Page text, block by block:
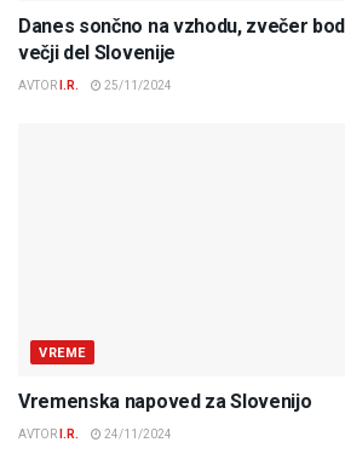
Danes sončno na vzhodu, zvečer
večji del Slovenije
AVTOR I.R. 25/11/2024
VREME
Vremenska napoved za Slovenijo
AVTOR I.R. 24/11/2024